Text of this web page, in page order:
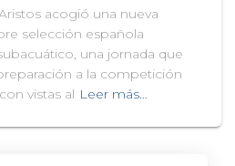
acogió una nueva
selección española
una jornada que
a la competición
vistas al Leer más…